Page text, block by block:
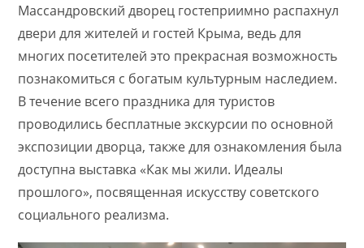
Массандровский дворец гостеприимно распахнул
двери для жителей и гостей Крыма, ведь для
многих посетителей это прекрасная возможность
познакомиться с богатым культурным наследием.
В течение всего праздника для туристов
проводились бесплатные экскурсии по основной
экспозиции дворца, также для ознакомления была
доступна выставка «Как мы жили. Идеалы
прошлого», посвященная искусству советского
социального реализма.